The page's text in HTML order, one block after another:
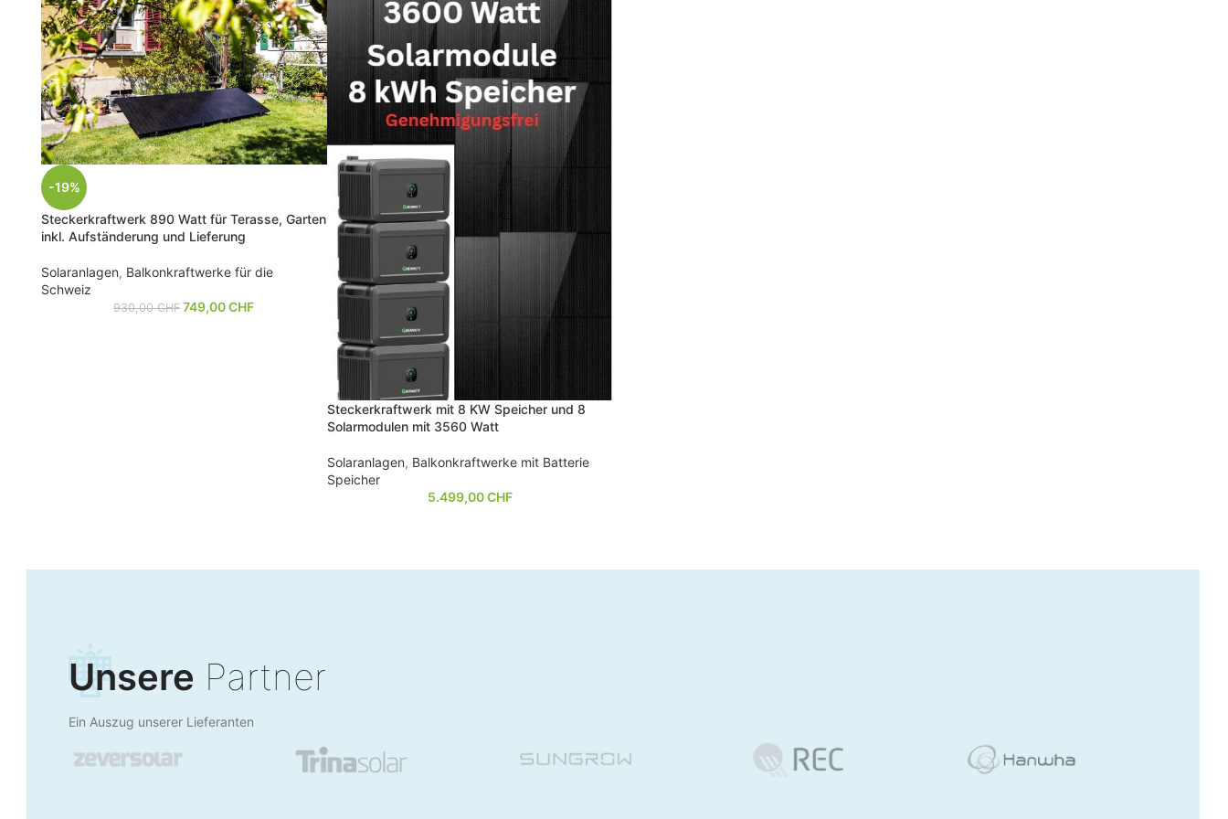
-19%
Steckerkraftwerk 890 Watt für Terasse, Garten
inkl. Aufständerung und Lieferung
Solaranlagen, Balkonkraftwerke für die
Schweiz
930,00CHF 749,00CHF
Steckerkraftwerk mit 8 KW Speicher und 8
Solarmodulen mit 3560 Watt
Solaranlagen, Balkonkraftwerke mit Batterie
Speicher
5.499,00CHF
Unsere Partner
Ein Auszug unserer Lieferanten